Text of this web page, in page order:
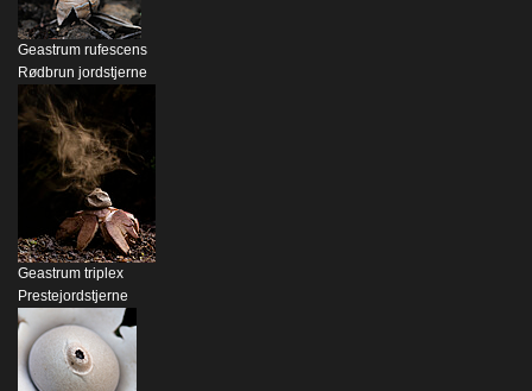
Geastrum rufescens
Rødbrun jordstjerne
Geastrum triplex
Prestejordstjerne